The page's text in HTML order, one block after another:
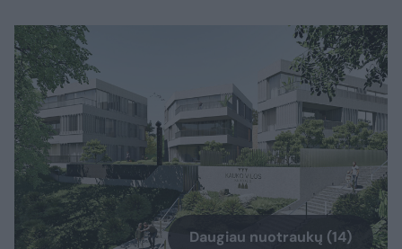
Daugiau nuotraukų (14)